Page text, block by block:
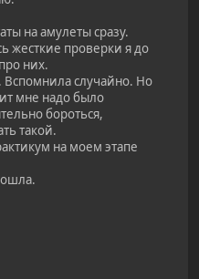
на амулеты сразу.
жесткие проверки я до
них.
Вспомнила случайно. Но
мне надо было
бороться,
такой.
на моем этапе